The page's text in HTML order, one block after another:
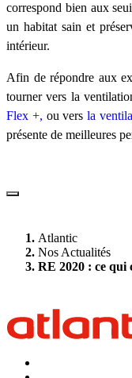
correspond bien aux
un habitat sain et
intérieur.
Afin de répondre aux
tourner vers la
Flex +, ou versla
présente de meilleures
Atlantic
Nos Actualités
RE 2020 : ce qui